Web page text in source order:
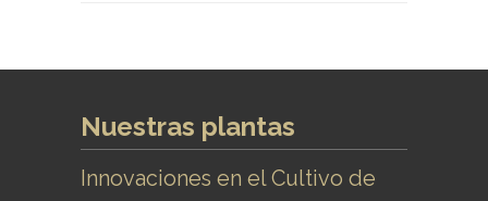
Nuestras plantas
Innovaciones en el Cultivo de